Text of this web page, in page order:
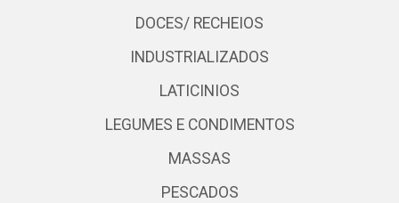
DOCES/ RECHEIOS
INDUSTRIALIZADOS
LATICINIOS
LEGUMES E CONDIMENTOS
MASSAS
PESCADOS